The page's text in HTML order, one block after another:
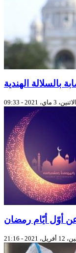
بالسلالة الهندية
الاثنين، 3 ماي، 2021 - 09:33
أوّل أيّام رمضان
2021 - 21:16